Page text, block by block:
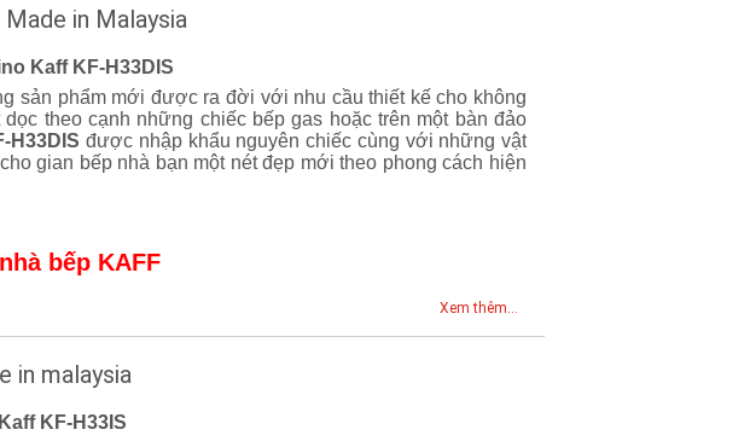
in Malaysia
Kaff KF-H33DIS
sản phẩm mới được ra đời với nhu cầu thiết kế cho không
theo cạnh những chiếc bếp gas hoặc trên một bàn đảo
H33DIS được nhập khẩu nguyên chiếc cùng với những vật
gian bếp nhà bạn một nét đẹp mới theo phong cách hiện
bếp KAFF
Xem thêm...
in malaysia
KF-H33IS